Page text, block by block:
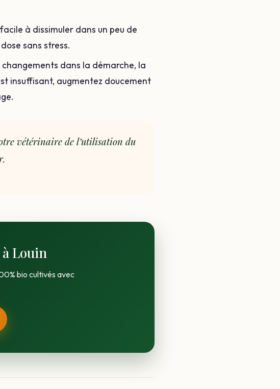
à dissimuler dans un peu de
sans stress.
dans la démarche, la
insuffisant, augmentez doucement
vétérinaire de l’utilisation du
Louin
bio cultivés avec